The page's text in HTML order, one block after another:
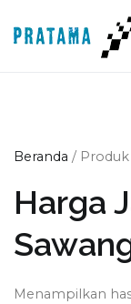
ke
Beranda / Produk
Harga
Menampilkan